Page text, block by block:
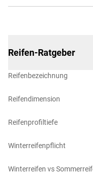
Reifen-Ratgeber
Reifenbezeichnung
Reifendimension
Reifenprofiltiefe
Winterreifenpflicht
Winterreifen vs